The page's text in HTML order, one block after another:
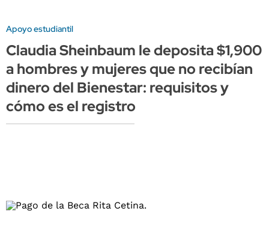
Apoyo estudiantil
Claudia Sheinbaum le deposita $1,900
a hombres y mujeres que no recibían
dinero del Bienestar: requisitos y
cómo es el registro